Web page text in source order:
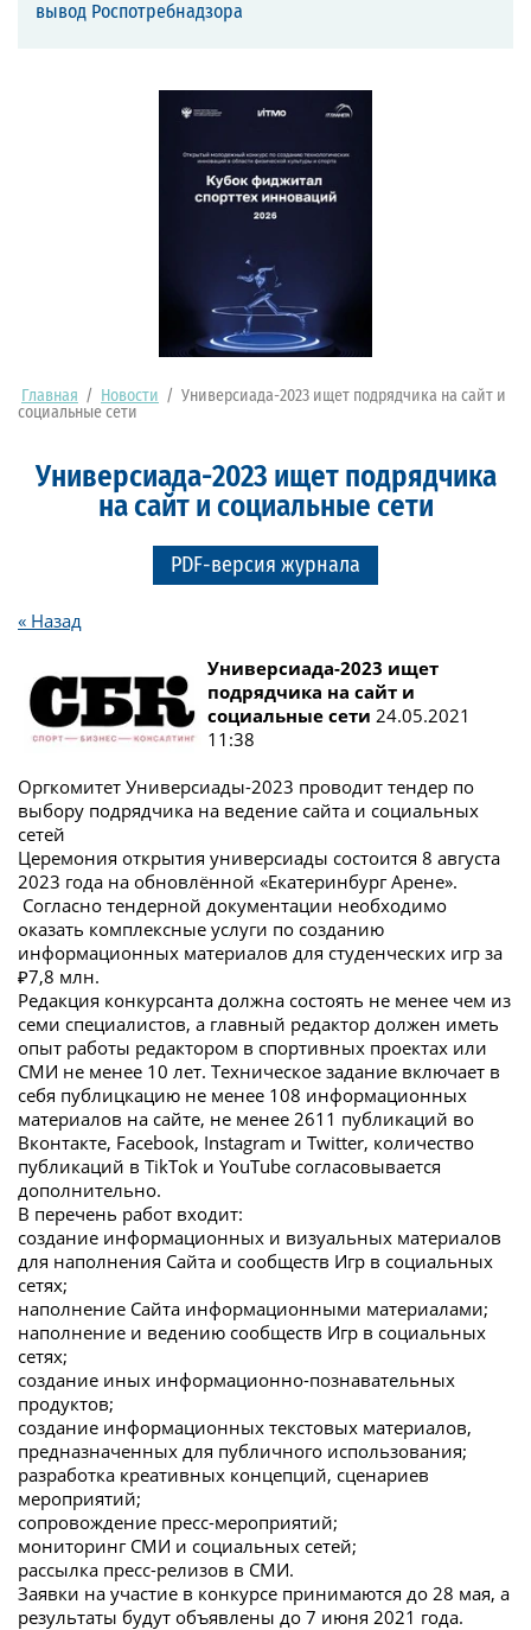
вывод Роспотребнадзора
Главная / Новости / Универсиада-2023 ищет подрядчика на сайт и
социальные сети
Универсиада-2023 ищет подрядчика
на сайт и социальные сети
PDF-версия журнала
« Назад
Универсиада-2023 ищет
подрядчика на сайт и
социальные сети 24.05.2021
11:38
Оргкомитет Универсиады-2023 проводит тендер по
выбору подрядчика на ведение сайта и социальных
сетей
Церемония открытия универсиады состоится 8 августа
2023 года на обновлённой «Екатеринбург Арене».
Согласно тендерной документации необходимо
оказать комплексные услуги по созданию
информационных материалов для студенческих игр за
₽7,8 млн.
Редакция конкурсанта должна состоять не менее чем из
семи специалистов, а главный редактор должен иметь
опыт работы редактором в спортивных проектах или
СМИ не менее 10 лет. Техническое задание включает в
себя публицкацию не менее 108 информационных
материалов на сайте, не менее 2611 публикаций во
Вконтакте, Facebook, Instagram и Twitter, количество
публикаций в TikTok и YouTube согласовывается
дополнительно.
В перечень работ входит:
создание информационных и визуальных материалов
для наполнения Сайта и сообществ Игр в социальных
сетях;
наполнение Сайта информационными материалами;
наполнение и ведению сообществ Игр в социальных
сетях;
создание иных информационно-познавательных
продуктов;
создание информационных текстовых материалов,
предназначенных для публичного использования;
разработка креативных концепций, сценариев
мероприятий;
сопровождение пресс-мероприятий;
мониторинг СМИ и социальных сетей;
рассылка пресс-релизов в СМИ.
Заявки на участие в конкурсе принимаются до 28 мая, а
результаты будут объявлены до 7 июня 2021 года.